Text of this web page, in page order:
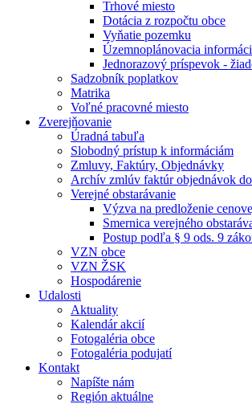
Trhové miesto
Dotácia z rozpočtu obce
Vyňatie pozemku
Územnoplánovacia
Jednorazový príspevok -
Sadzobník poplatkov
Matrika
Voľné pracovné miesto
Zverejňovanie
Úradná tabuľa
Slobodný prístup k informáciám
Zmluvy, Faktúry, Objednávky
Archív zmlúv faktúr objednávok do
Verejné obstarávanie
Výzva na predloženie
Smernica verejného
Postup podľa § 9 ods. 9
VZN obce
VZN ŽSK
Hospodárenie
Udalosti
Aktuality
Kalendár akcií
Fotogaléria obce
Fotogaléria podujatí
Kontakt
Napíšte nám
Región aktuálne